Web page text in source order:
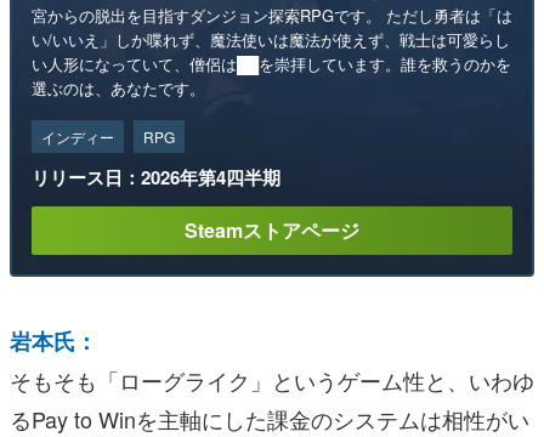
宮からの脱出を目指すダンジョン探索RPGです。 ただし勇者は「は
い/いいえ」しか喋れず、魔法使いは魔法が使えず、戦士は可愛らし
い人形になっていて、僧侶は██を崇拝しています。誰を救うのかを
選ぶのは、あなたです。
インディー RPG
リリース日：2026年第4四半期
Steamストアページ
岩本氏：
そもそも「ローグライク」というゲーム性と、いわゆ
るPay to Winを主軸にした課金のシステムは相性がい